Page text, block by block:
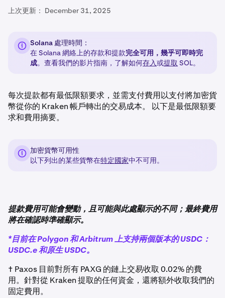
上次更新： December 31, 2025
Solana 處理時間：
在 Solana 網絡上的存款和提款完全可用，幾乎可即時完
成。查看我們的影片指南，了解如何存入或提取 SOL。
每次提款都有最低限額要求，並需支付費用以支付將加密貨
幣從你的 Kraken 帳戶轉出的交易成本。 以下是最低限額要
求和費用摘要。
加密貨幣可用性
以下列出的某些貨幣在特定國家中不可用。
提款費用可能會變動，且可能與此處顯示的不同；最終費用
將在確認時準確顯示。
*目前在 Polygon 和 Arbitrum 上支持兩個版本的 USDC：
USDC.e 和原生 USDC。
† Paxos 目前對所有 PAXG 的鏈上交易收取 0.02% 的費
用。針對從 Kraken 提取的任何資金，還將額外收取我們的
固定費用。